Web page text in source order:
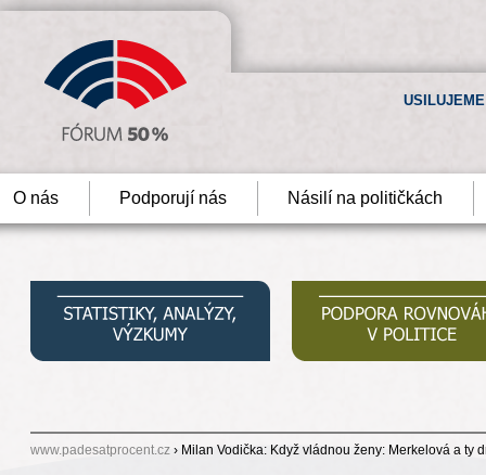
O nás Podporují nás Násilí na političkách
www.padesatprocent.cz › Milan Vodička: Když vládnou ženy: Merkelová a ty